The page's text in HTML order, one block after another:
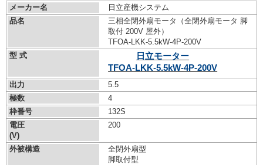
メーカー名
日立産機システム
品名
三相全閉外扇モータ（全閉外扇モータ 脚
取付 200V 屋外）
TFOA-LKK-5.5kW-4P-200V
型 式
日立モーター
TFOA-LKK-5.5kW-4P-200V
出力
5.5
極数
4
枠番号
132S
電圧
(V)
200
外被構造
全閉外扇型
脚取付型